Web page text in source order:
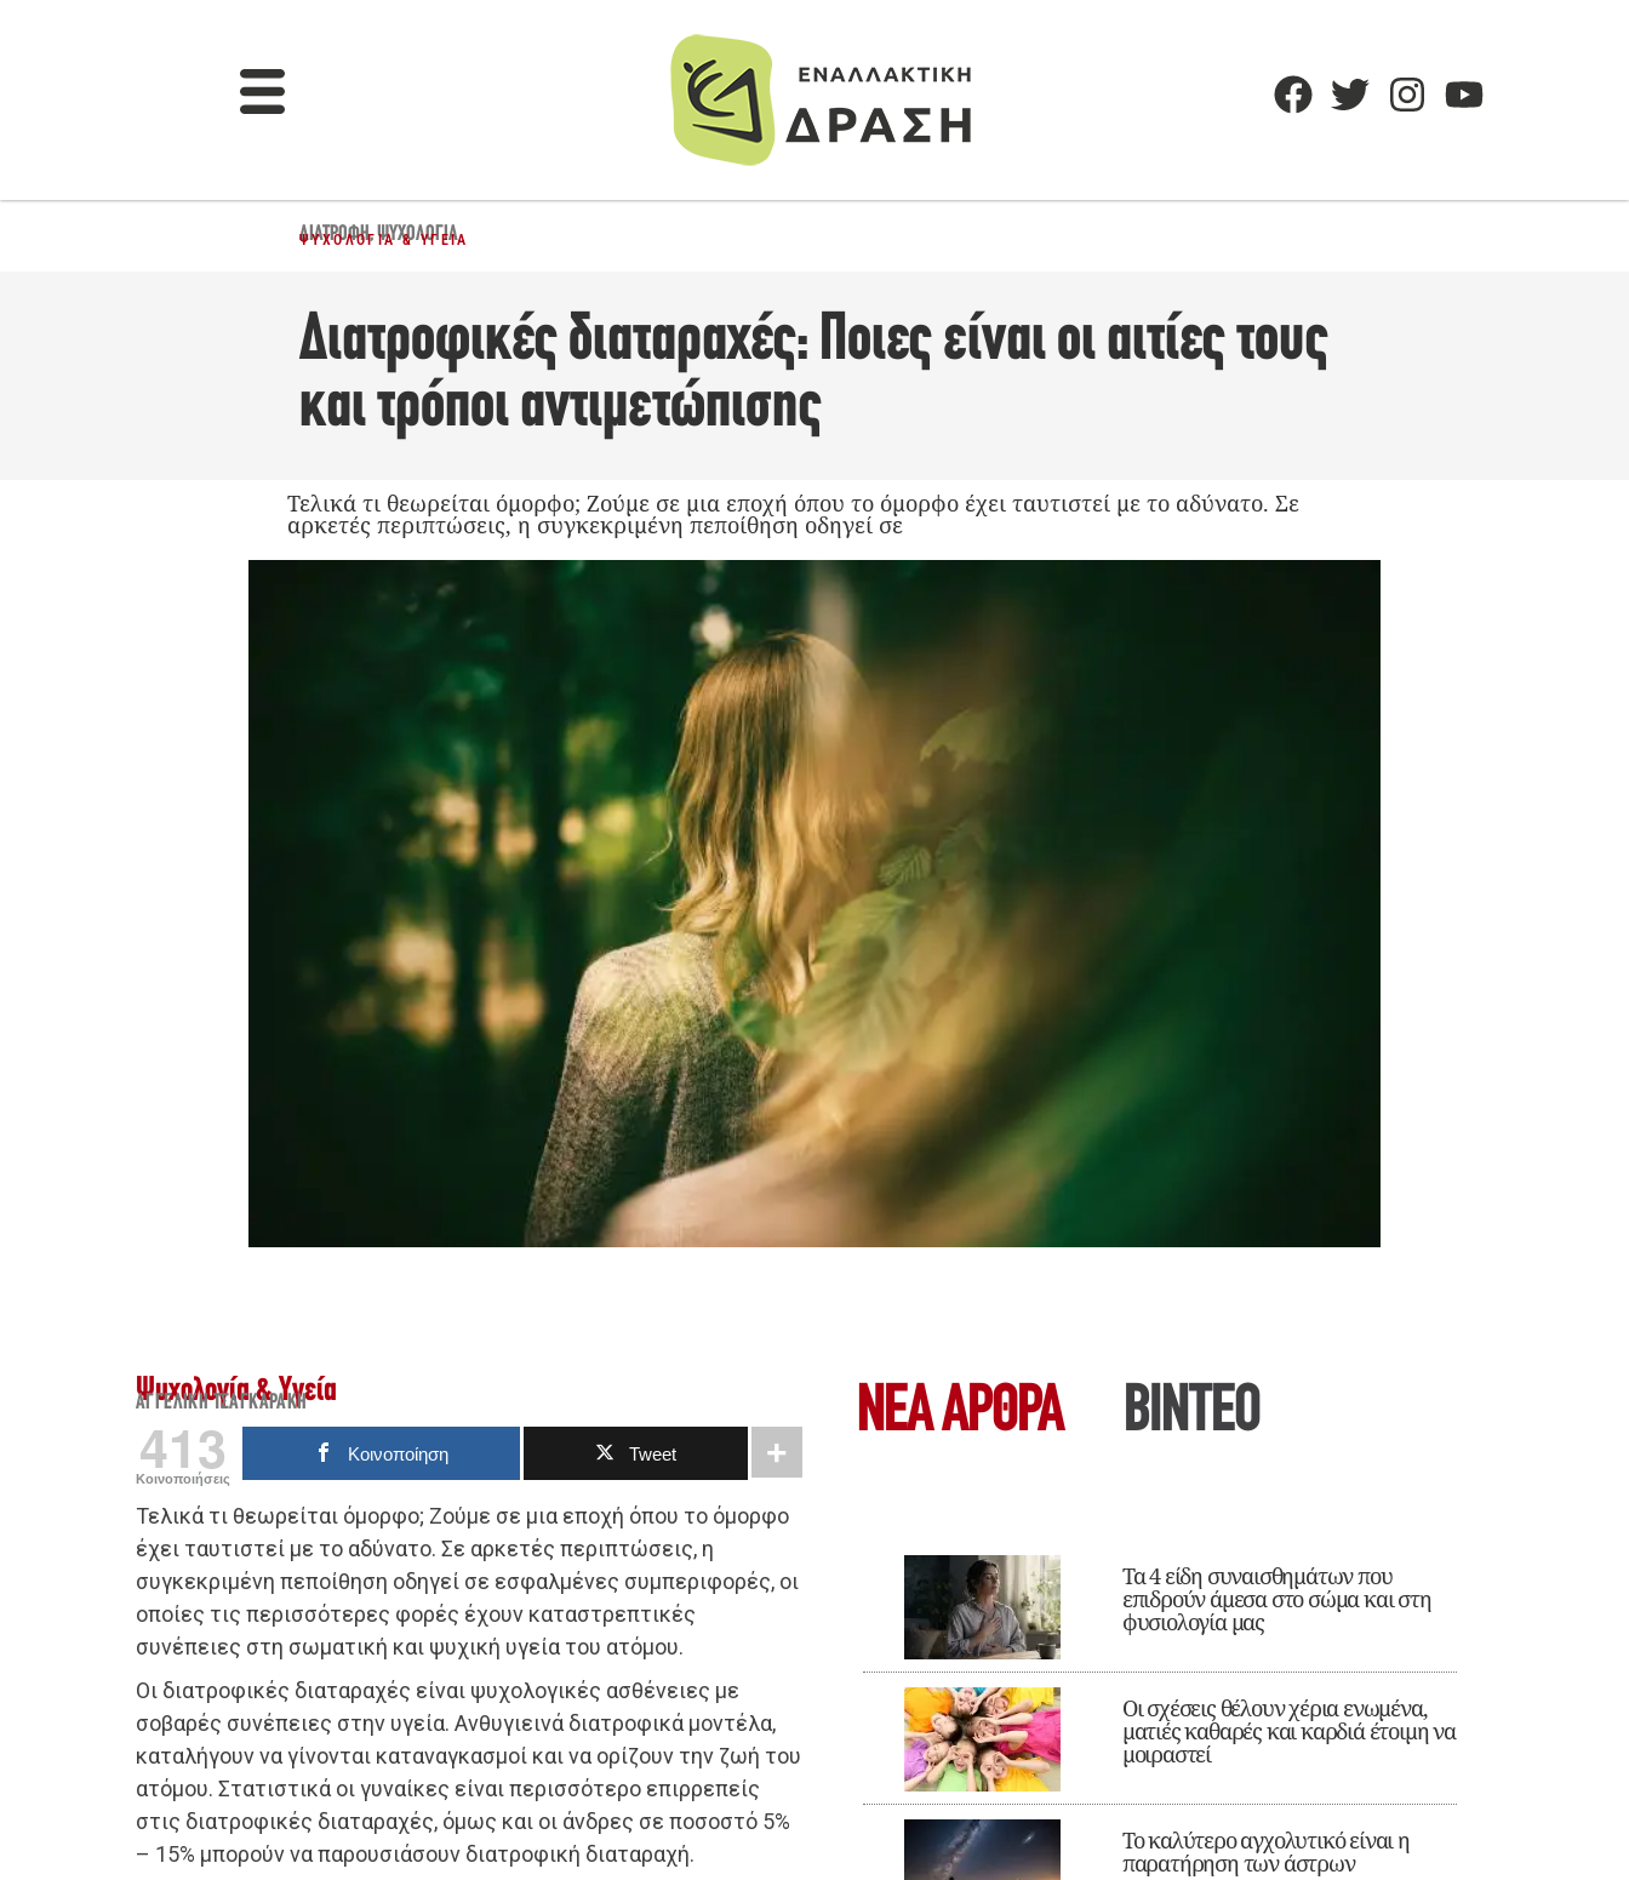
ΔΙΑΤΡΟΦΉ,ΨΥΧΟΛΟΓΊΑ
ΨΥΧΟΛΟΓΊΑ & ΥΓΕΊΑ
Διατροφικές διαταραχές: Ποιες είναι οι αιτίες τους
και τρόποι αντιμετώπισης
Τελικά τι θεωρείται όμορφο; Ζούμε σε μια εποχή όπου το όμορφο έχει ταυτιστεί με το αδύνατο. Σε
αρκετές περιπτώσεις, η συγκεκριμένη πεποίθηση οδηγεί σε
Ψυχολογία & Υγεία
ΑΓΓΕΛΙΚΉ ΤΣΑΓΚΑΡΆΚΗ
413
Κοινοποιήσεις
Κοινοποίηση Tweet
Τελικά τι θεωρείται όμορφο; Ζούμε σε μια εποχή όπου το όμορφο
έχει ταυτιστεί με το αδύνατο. Σε αρκετές περιπτώσεις, η
συγκεκριμένη πεποίθηση οδηγεί σε εσφαλμένες συμπεριφορές, οι
οποίες τις περισσότερες φορές έχουν καταστρεπτικές
συνέπειες στη σωματική και ψυχική υγεία του ατόμου.
Οι διατροφικές διαταραχές είναι ψυχολογικές ασθένειες με
σοβαρές συνέπειες στην υγεία. Ανθυγιεινά διατροφικά μοντέλα,
καταλήγουν να γίνονται καταναγκασμοί και να ορίζουν την ζωή του
ατόμου. Στατιστικά οι γυναίκες είναι περισσότερο επιρρεπείς
στις διατροφικές διαταραχές, όμως και οι άνδρες σε ποσοστό 5%
– 15% μπορούν να παρουσιάσουν διατροφική διαταραχή.
ΝΕΑ ΆΡΘΡΑ ΒΙΝΤΕΟ
Τα 4 είδη συναισθημάτων που
επιδρούν άμεσα στο σώμα και στη
φυσιολογία μας
Οι σχέσεις θέλουν χέρια ενωμένα,
ματιές καθαρές και καρδιά έτοιμη να
μοιραστεί
Το καλύτερο αγχολυτικό είναι η
παρατήρηση των άστρων